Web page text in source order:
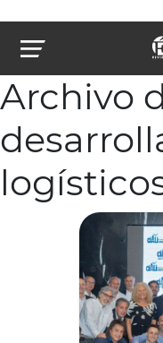
Archivo